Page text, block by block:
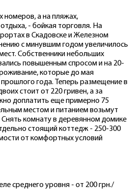
номеров, а на пляжах,
- бойкая торговля. На
в Скадовске и Железном
с минувшим годом увеличилось
Собственники небольших
повышенным спросом и на 20-
которые до мая
года. Теперь размещение в
стоит от 220 гривен, а за
доплатить еще примерно 75
местом и питанием возьмут
комнату в деревянном домике
стоящий коттедж - 250-300
от комфортных условий
среднего уровня - от 200 грн./